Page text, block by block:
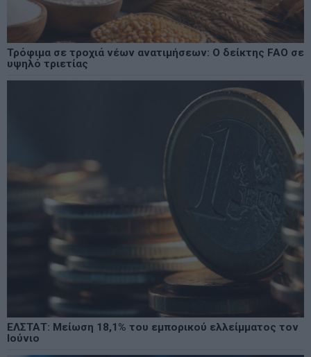
Τρόφιμα σε τροχιά νέων ανατιμήσεων: Ο δείκτης FAO σε
υψηλό τριετίας
ΕΛΣΤΑΤ: Μείωση 18,1% του εμπορικού ελλείμματος τον
Ιούνιο